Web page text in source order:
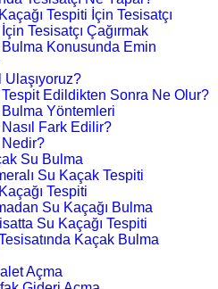
Tespiti İçin Tesisatçı
Tesisatçı Çağırmak
Bulma Konusunda Emin
Ulaşıyoruz?
Tespit Edildikten Sonra Ne Olur?
Bulma Yöntemleri
Fark Edilir?
Nedir?
Su Bulma
Su Kaçak Tespiti
Tespiti
Su Kaçağı Bulma
Su Kaçağı Tespiti
Kaçak Bulma
Açma